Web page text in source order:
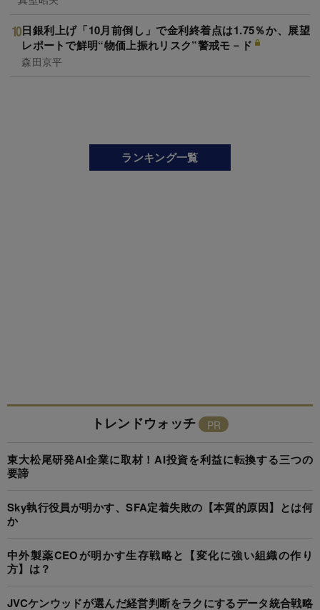
日銀利上げ「10月前倒し」で金利終着点は1.75％か、展望
レポートで鮮明“物価上振れリスク”警戒モ－ド
森田京平
ランキング一覧
トレンドウォッチ
東大松尾研発AI企業に取材！AI投資を利益に転換する三つの
要諦
Sky執行役員が明かす、SFA定着失敗の【本質的原因】とは何
か
中外製薬CEOが明かす生存戦略と【変化に強い組織の作り
方】は？
JVCケンウッドが選んだ経営判断をラクにするデータ統合戦略